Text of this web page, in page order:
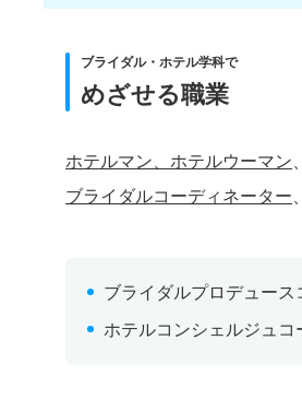
ブライダル・ホテル学科で
めざせる職業
ホテルマン、ホテルウーマン
ブライダルコーディネーター
ブライダルプロデュース
ホテルコンシェルジュコ